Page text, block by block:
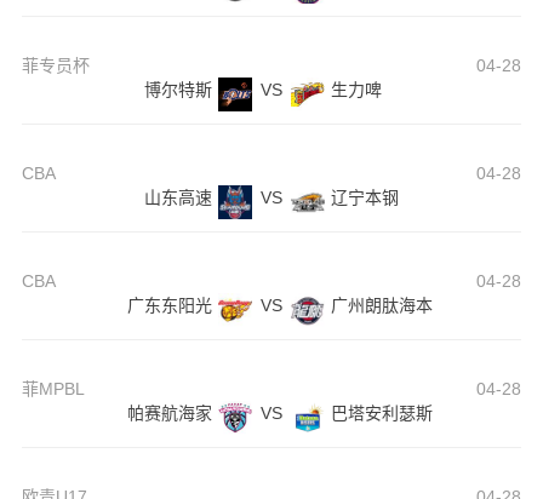
菲专员杯
04-28
博尔特斯
VS 生力啤
CBA
04-28
山东高速
VS 辽宁本钢
CBA
04-28
广东东阳光
VS 广州朗肽海本
菲MPBL
04-28
帕赛航海家
VS 巴塔安利瑟斯